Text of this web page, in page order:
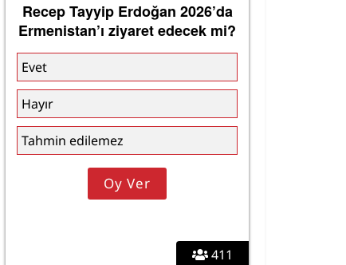
411
Recep Tayyip Erdoğan 2026’da
Ermenistan’ı ziyaret edecek mi?
Evet
Hayır
Tahmin edilemez